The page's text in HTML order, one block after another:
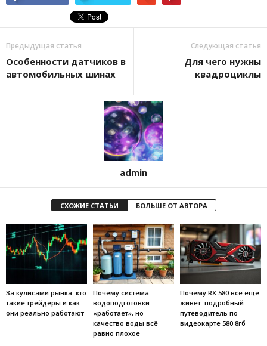
Предыдущая статья
Особенности датчиков в
автомобильных шинах
Следующая статья
Для чего нужны
квадроциклы
admin
СХОЖИЕ СТАТЬИ БОЛЬШЕ ОТ АВТОРА
За кулисами рынка: кто
такие трейдеры и как
они реально работают
Почему система
водоподготовки
«работает», но
качество воды всё
равно плохое
Почему RX 580 всё ещё
живет: подробный
путеводитель по
видеокарте 580 8гб